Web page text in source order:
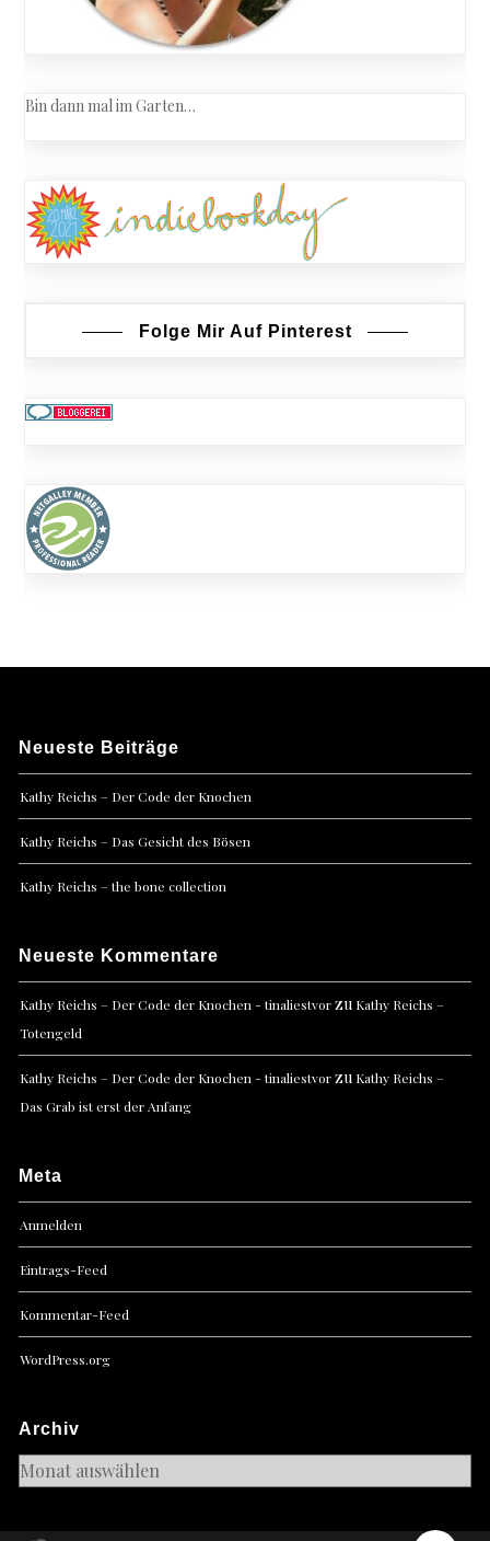
Bin dann mal im Garten…
Folge Mir Auf Pinterest
Neueste Beiträge
Kathy Reichs – Der Code der Knochen
Kathy Reichs – Das Gesicht des Bösen
Kathy Reichs – the bone collection
Neueste Kommentare
Kathy Reichs – Der Code der Knochen - tinaliestvorzu Kathy Reichs –
Totengeld
Kathy Reichs – Der Code der Knochen - tinaliestvorzu Kathy Reichs –
Das Grab ist erst der Anfang
Meta
Anmelden
Eintrags-Feed
Kommentar-Feed
WordPress.org
Archiv
Archiv